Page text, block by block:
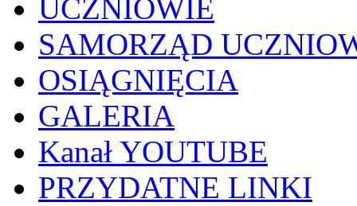
UCZNIOWIE
SAMORZĄD
OSIĄGNIĘCIA
GALERIA
Kanał YOUTUBE
PRZYDATNE LINKI